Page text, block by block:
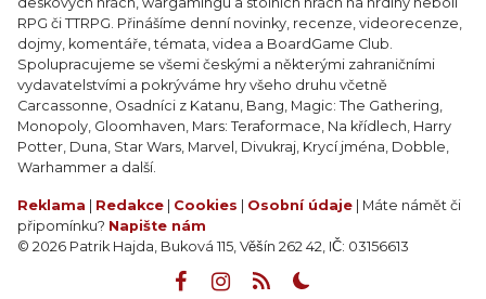
RPG či TTRPG. Přinášíme denní novinky, recenze, videorecenze,
dojmy, komentáře, témata, videa a BoardGame Club.
Spolupracujeme se všemi českými a některými zahraničními
vydavatelstvími a pokrýváme hry všeho druhu včetně
Carcassonne, Osadníci z Katanu, Bang, Magic: The Gathering,
Monopoly, Gloomhaven, Mars: Teraformace, Na křídlech, Harry
Potter, Duna, Star Wars, Marvel, Divukraj, Krycí jména, Dobble,
Warhammer a další.
Reklama Redakce Cookies Osobní údaje | Máte námět či
připomínku? Napište nám
© 2026 Patrik Hajda, Buková 115, Věšín 262 42, IČ: 03156613